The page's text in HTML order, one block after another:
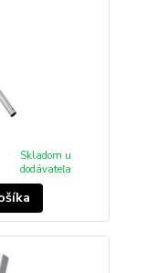
Skladom u
dodávateľa